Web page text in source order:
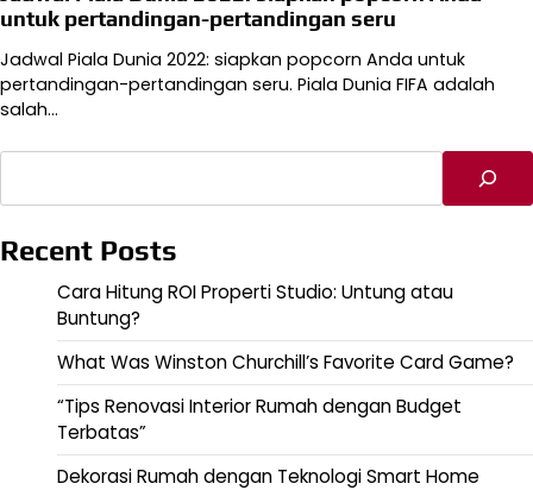
untuk pertandingan-pertandingan seru
Jadwal Piala Dunia 2022: siapkan popcorn Anda untuk
pertandingan-pertandingan seru. Piala Dunia FIFA adalah
salah…
Recent Posts
Cara Hitung ROI Properti Studio: Untung atau
Buntung?
What Was Winston Churchill’s Favorite Card Game?
“Tips Renovasi Interior Rumah dengan Budget
Terbatas”
Dekorasi Rumah dengan Teknologi Smart Home